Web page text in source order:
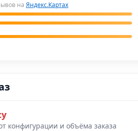
на Яндекс.Картах
конфигурации и объёма заказа